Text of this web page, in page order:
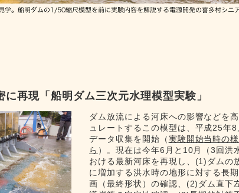
再現「船明ダム三次元水理模型実験」
ダム放流による河床への影響などを
ュレートするこの模型は、平成25年
データ収集を開始（ 実験開始当時の
ら ）。現在は今年6月と10月（3回洪
おける最新河床を再現し、(1)ダムの
に増加する洪水時の地形に対する長
画（最終形状）の確認、(2)ダム直下